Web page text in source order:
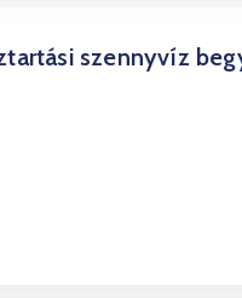
szennyvíz